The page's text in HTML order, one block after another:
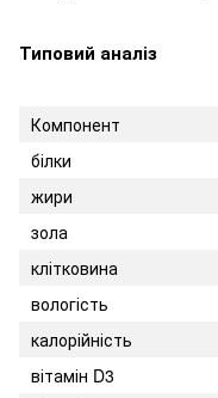
Типовий аналіз
Компонент
білки
жири
зола
клітковина
вологість
калорійність
вітамін D3